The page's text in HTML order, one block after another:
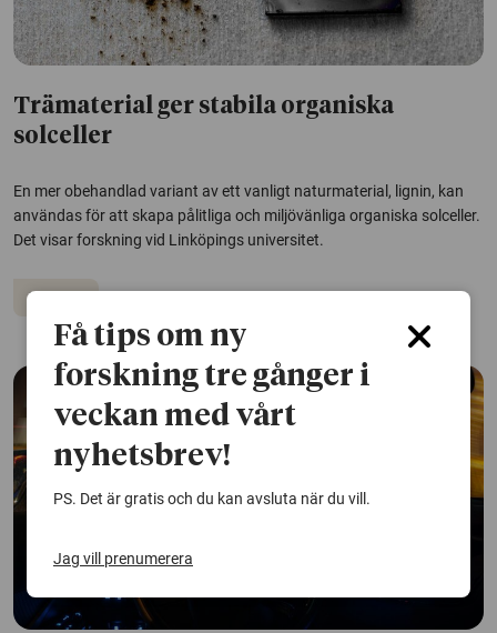
Trämaterial ger stabila organiska
solceller
En mer obehandlad variant av ett vanligt naturmaterial, lignin, kan
användas för att skapa pålitliga och miljövänliga organiska solceller.
Det visar forskning vid Linköpings universitet.
Solceller
Få tips om ny
forskning tre gånger i
veckan med vårt
nyhetsbrev!
PS. Det är gratis och du kan avsluta när du vill.
Jag vill prenumerera